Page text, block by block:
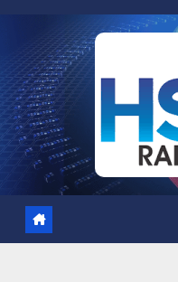
contenido